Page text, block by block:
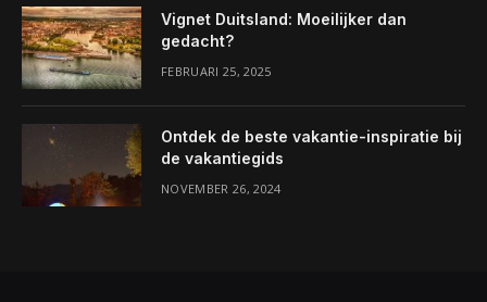
Vignet Duitsland: Moeilijker dan
gedacht?
FEBRUARI 25, 2025
Ontdek de beste vakantie-inspiratie bij
de vakantiegids
NOVEMBER 26, 2024